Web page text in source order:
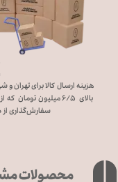
هزینه ارسال کالا برای تهران
بالای ۶/۵ میلیون
سفارش‌گذاری از